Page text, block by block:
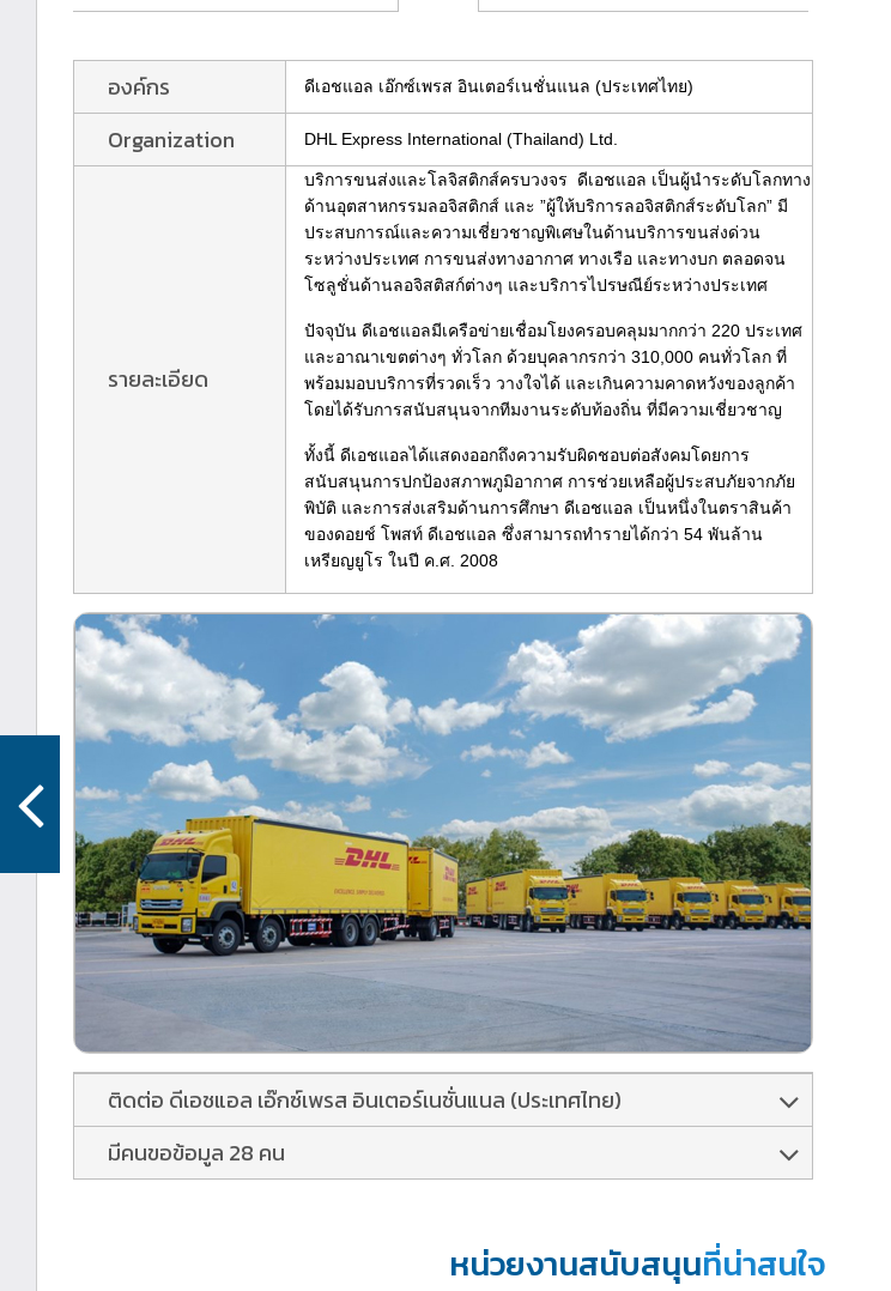
องค์กร ดีเอชแอล เอ๊กซ์เพรส อินเตอร์เนชั่นแนล (ประเทศไทย)
Organization DHL Express International (Thailand) Ltd.
รายละเอียด
บริการขนส่งและโลจิสติกส์ครบวงจร ดีเอชแอล เป็นผู้นำระดับโลกทาง
ด้านอุตสาหกรรมลอจิสติกส์ และ ”ผู้ให้บริการลอจิสติกส์ระดับโลก” มี
ประสบการณ์และความเชี่ยวชาญพิเศษในด้านบริการขนส่งด่วน
ระหว่างประเทศ การขนส่งทางอากาศ ทางเรือ และทางบก ตลอดจน
โซลูชั่นด้านลอจิสติสก์ต่างๆ และบริการไปรษณีย์ระหว่างประเทศ
ปัจจุบัน ดีเอชแอลมีเครือข่ายเชื่อมโยงครอบคลุมมากกว่า 220 ประเทศ
และอาณาเขตต่างๆ ทั่วโลก ด้วยบุคลากรกว่า 310,000 คนทั่วโลก ที่
พร้อมมอบบริการที่รวดเร็ว วางใจได้ และเกินความคาดหวังของลูกค้า
โดยได้รับการสนับสนุนจากทีมงานระดับท้องถิ่น ที่มีความเชี่ยวชาญ
ทั้งนี้ ดีเอชแอลได้แสดงออกถึงความรับผิดชอบต่อสังคมโดยการ
สนับสนุนการปกป้องสภาพภูมิอากาศ การช่วยเหลือผู้ประสบภัยจากภัย
พิบัติ และการส่งเสริมด้านการศึกษา ดีเอชแอล เป็นหนึ่งในตราสินค้า
ของดอยช์ โพสท์ ดีเอชแอล ซึ่งสามารถทำรายได้กว่า 54 พันล้าน
เหรียญยูโร ในปี ค.ศ. 2008
ติดต่อ ดีเอชแอล เอ๊กซ์เพรส อินเตอร์เนชั่นแนล (ประเทศไทย)
มีคนขอข้อมูล 28 คน
หน่วยงานสนับสนุนที่น่าสนใจ